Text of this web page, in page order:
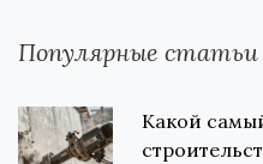
Популярные статьи
Какой